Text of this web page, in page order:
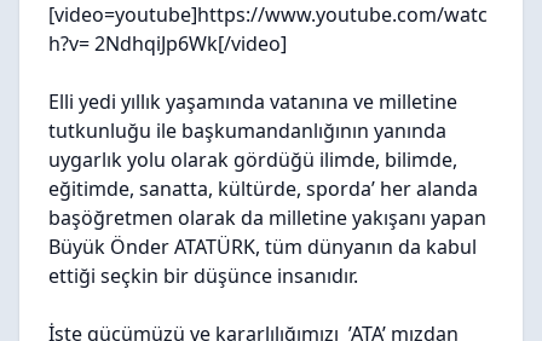
[video=youtube]https://www.youtube.com/watc
h?v= 2NdhqiJp6Wk[/video]
Elli yedi yıllık yaşamında vatanına ve milletine
tutkunluğu ile başkumandanlığının yanında
uygarlık yolu olarak gördüğü ilimde, bilimde,
eğitimde, sanatta, kültürde, sporda’ her alanda
başöğretmen olarak da milletine yakışanı yapan
Büyük Önder ATATÜRK, tüm dünyanın da kabul
ettiği seçkin bir düşünce insanıdır.
İşte gücümüzü ve kararlılığımızı ’ATA’ mızdan